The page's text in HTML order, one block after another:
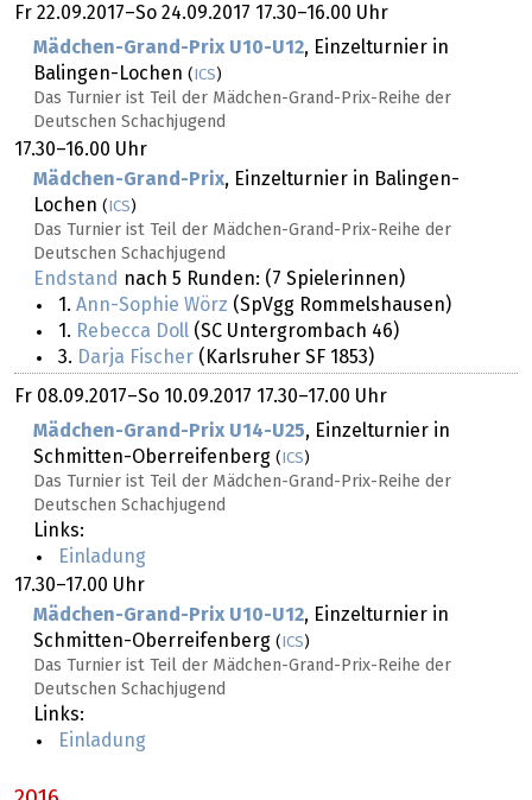
Fr 22.09.2017–So 24.09.2017 17.30–16.00 Uhr
Mädchen-Grand-Prix U10-U12, Einzelturnier in
Balingen-Lochen ( ICS)
Das Turnier ist Teil der Mädchen-Grand-Prix-Reihe der
Deutschen Schachjugend
17.30–16.00 Uhr
Mädchen-Grand-Prix, Einzelturnier in Balingen-
Lochen ( ICS)
Das Turnier ist Teil der Mädchen-Grand-Prix-Reihe der
Deutschen Schachjugend
Endstand nach 5 Runden: (7 Spielerinnen)
1. Ann-Sophie Wörz (SpVgg Rommelshausen)
1. Rebecca Doll(SC Untergrombach 46)
3. Darja Fischer(Karlsruher SF 1853)
Fr 08.09.2017–So 10.09.2017 17.30–17.00 Uhr
Mädchen-Grand-Prix U14-U25, Einzelturnier in
Schmitten-Oberreifenberg ( ICS)
Das Turnier ist Teil der Mädchen-Grand-Prix-Reihe der
Deutschen Schachjugend
Links:
Einladung
17.30–17.00 Uhr
Mädchen-Grand-Prix U10-U12, Einzelturnier in
Schmitten-Oberreifenberg ( ICS)
Das Turnier ist Teil der Mädchen-Grand-Prix-Reihe der
Deutschen Schachjugend
Links:
Einladung